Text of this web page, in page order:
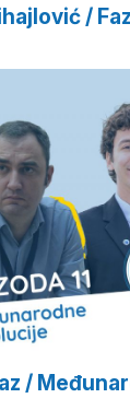
/
/